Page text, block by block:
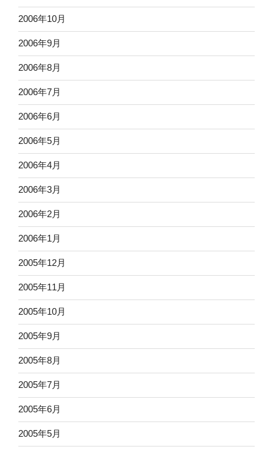
2006年10月
2006年9月
2006年8月
2006年7月
2006年6月
2006年5月
2006年4月
2006年3月
2006年2月
2006年1月
2005年12月
2005年11月
2005年10月
2005年9月
2005年8月
2005年7月
2005年6月
2005年5月